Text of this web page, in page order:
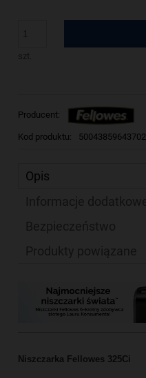
Producent:
Kod produktu: 50043859643702
Opis
Niszczarka Fellowes 325Ci